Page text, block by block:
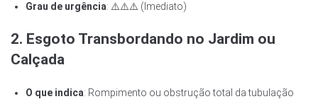
Grau de urgência: ⚠️⚠️⚠️ (Imediato)
2. Esgoto Transbordando no Jardim ou
Calçada
O que indica: Rompimento ou obstrução total da tubulação